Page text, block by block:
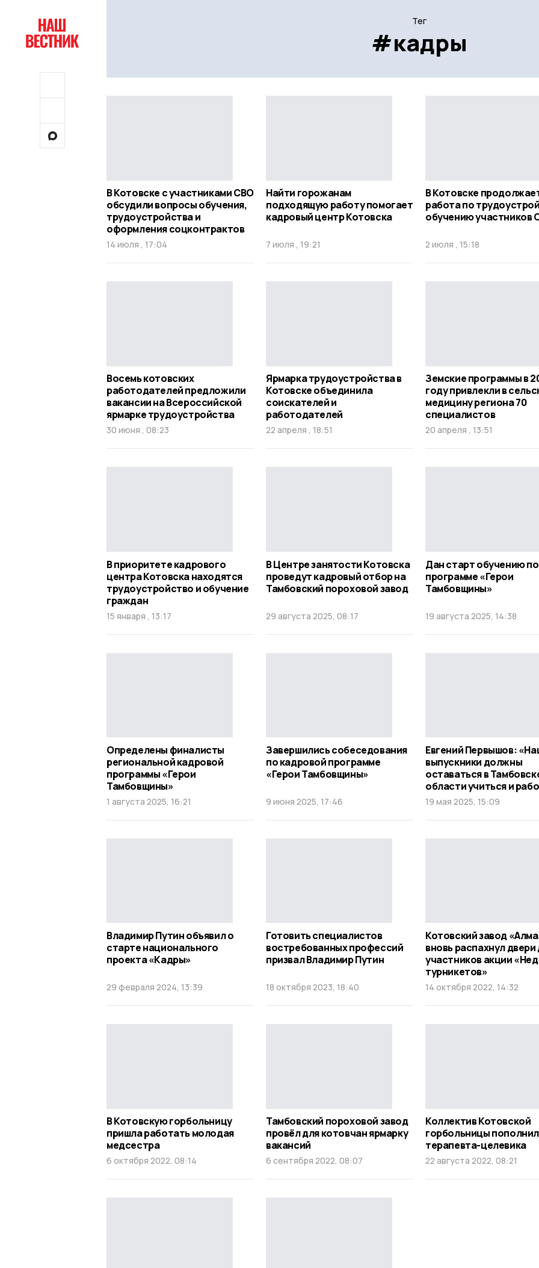
Тег
#кадры
В Котовске с участниками СВО
обсудили вопросы обучения,
трудоустройства и
оформления соцконтрактов
14 июля , 17:04
Найти горожанам
подходящую работу помогает
кадровый центр Котовска
7 июля , 19:21
В Котовске
работа по
обучению участников
2 июля , 15:18
Восемь котовских
работодателей предложили
вакансии на Всероссийской
ярмарке трудоустройства
30 июня , 08:23
Ярмарка трудоустройства в
Котовске объединила
соискателей и
работодателей
22 апреля , 18:51
Земские программы в
году привлекли в
медицину региона 70
специалистов
20 апреля , 13:51
В приоритете кадрового
центра Котовска находятся
трудоустройство и обучение
граждан
15 января , 13:17
В Центре занятости Котовска
проведут кадровый отбор на
Тамбовский пороховой завод
29 августа 2025, 08:17
Дан старт обучению по
программе «Герои
Тамбовщины»
19 августа 2025, 14:38
Определены финалисты
региональной кадровой
программы «Герои
Тамбовщины»
1 августа 2025, 16:21
Завершились собеседования
по кадровой программе
«Герои Тамбовщины»
9 июня 2025, 17:46
Евгений Первышов:
выпускники должны
оставаться в
области учиться и
19 мая 2025, 15:09
Владимир Путин объявил о
старте национального
проекта «Кадры»
29 февраля 2024, 13:39
Готовить специалистов
востребованных профессий
призвал Владимир Путин
18 октября 2023, 18:40
Котовский завод
вновь распахнул двери
участников акции
турникетов»
14 октября 2022, 14:32
В Котовскую горбольницу
пришла работать молодая
медсестра
6 октября 2022, 08:14
Тамбовский пороховой завод
провёл для котовчан ярмарку
вакансий
6 сентября 2022, 08:07
Коллектив Котовской
горбольницы
терапевта-целевика
22 августа 2022, 08:21